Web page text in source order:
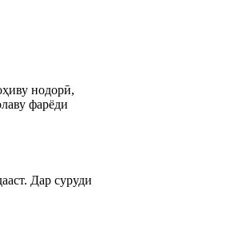
нодорӣ,
фарёди
Дар суруди